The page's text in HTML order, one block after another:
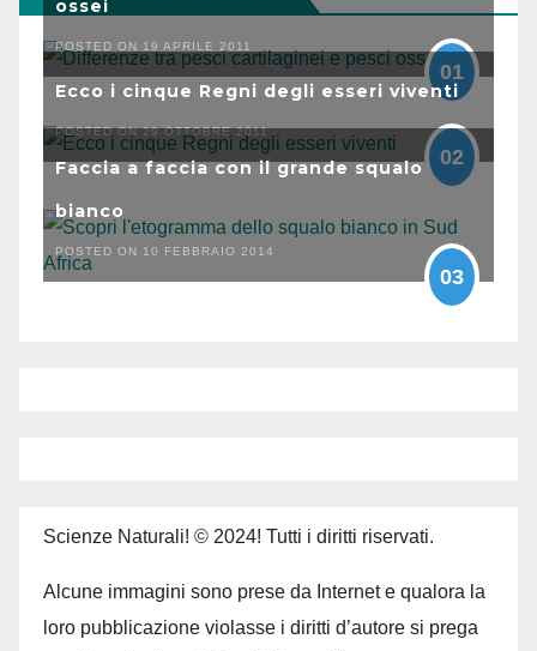
ossei
POSTED ON 19 APRILE 2011
01
Ecco i cinque Regni degli esseri viventi
POSTED ON 29 OTTOBRE 2011
02
Faccia a faccia con il grande squalo
bianco
POSTED ON 10 FEBBRAIO 2014
03
Scienze Naturali! © 2024! Tutti i diritti riservati.
Alcune immagini sono prese da Internet e qualora la
loro pubblicazione violasse i diritti d’autore si prega